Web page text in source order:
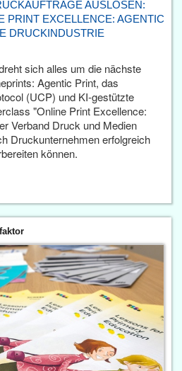
AUSLÖSEN:
PRINT EXCELLENCE: AGENTIC
DRUCKINDUSTRIE
sich alles um die nächste
Agentic Print, das
(UCP) und KI-gestützte
"Online Print Excellence:
Verband Druck und Medien
Druckunternehmen erfolgreich
können.